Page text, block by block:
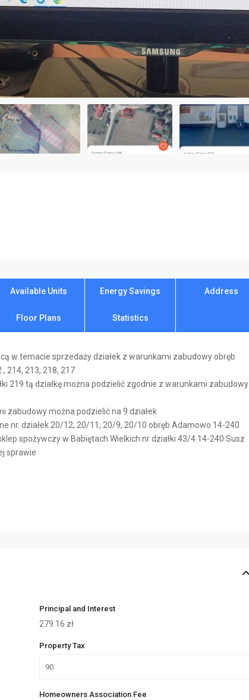
Available Units Energy Savings Address
Floor Plans Statistics
w temacie sprzedaży działek z warunkami zabudowy obręb
214, 213, 218, 217
219 tą działkę można podzielić zgodnie z warunkami zabudowy
zabudowy można podzielić na 9 działek
nr. działek 20/12, 20/11, 20/9, 20/10 obręb Adamowo 14-240
spożywczy w Babiętach Wielkich nr działki 43/4 14-240 Susz
sprawie
Principal and Interest
279.16 zł
Property Tax
Homeowners Association Fee